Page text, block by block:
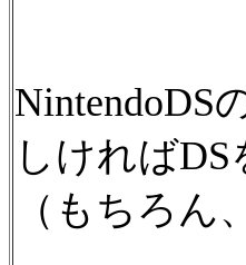
NintendoDS
しければ
（もちろ